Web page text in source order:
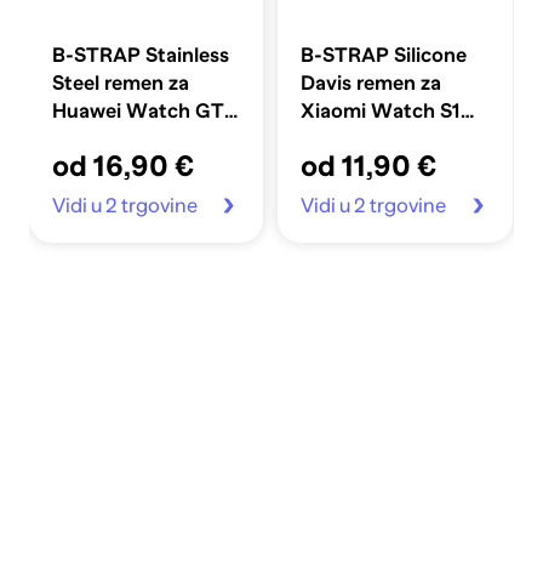
B-STRAP Stainless
Steel remen za
Huawei Watch GT
od 16,90 €
Vidi u 2 trgovine
B-STRAP Silicone
Davis remen za
Xiaomi Watch S1
od 11,90 €
Vidi u 2 trgovine